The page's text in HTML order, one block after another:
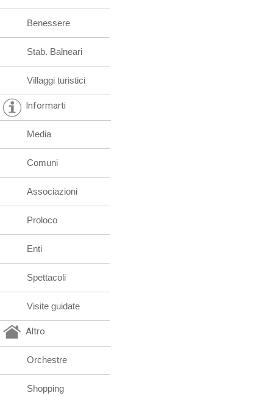
Benessere
Stab. Balneari
Villaggi turistici
Informarti
Media
Comuni
Associazioni
Proloco
Enti
Spettacoli
Visite guidate
Altro
Orchestre
Shopping